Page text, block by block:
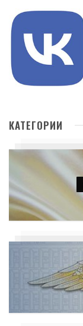
КАТЕГОРИИ